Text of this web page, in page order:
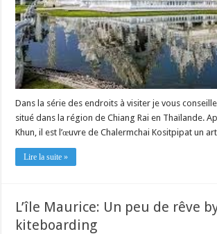
Dans la série des endroits à visiter je vous
situé dans la région de Chiang Rai en Thaïlande.
Khun, il est l’œuvre de Chalermchai Kositpipat un
Lire la suite »
L’île Maurice: Un peu de rêve
kiteboarding